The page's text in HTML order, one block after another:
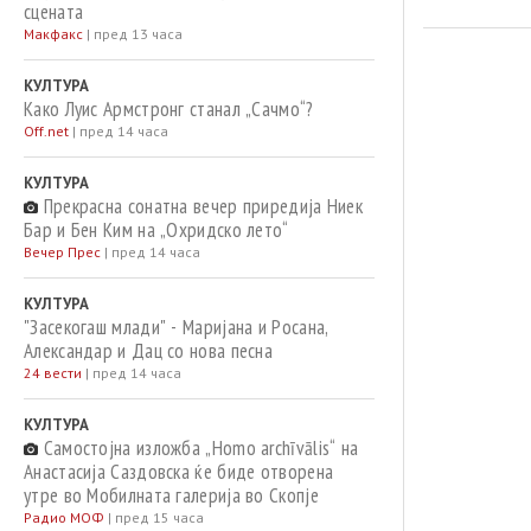
сцената
Макфакс | пред 13 часа
КУЛТУРА
Како Луис Армстронг станал „Сачмо“?
Off.net | пред 14 часа
КУЛТУРА
Прекрасна сонатна вечер приредија Ниек
Бар и Бен Ким на „Охридско лето“
Вечер Прес | пред 14 часа
КУЛТУРА
"Засекогаш млади" - Маријана и Росана,
Александар и Дац со нова песна
24 вести | пред 14 часа
КУЛТУРА
Самостојна изложба „Homo archīvālis“ на
Анастасија Саздовска ќе биде отворена
утре во Мобилната галерија во Скопје
Радио МОФ | пред 15 часа